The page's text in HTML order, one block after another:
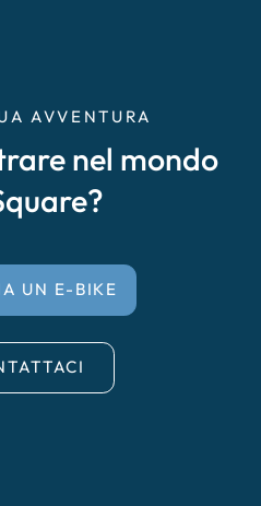
AVVENTURA
nel mondo
UN E-BIKE